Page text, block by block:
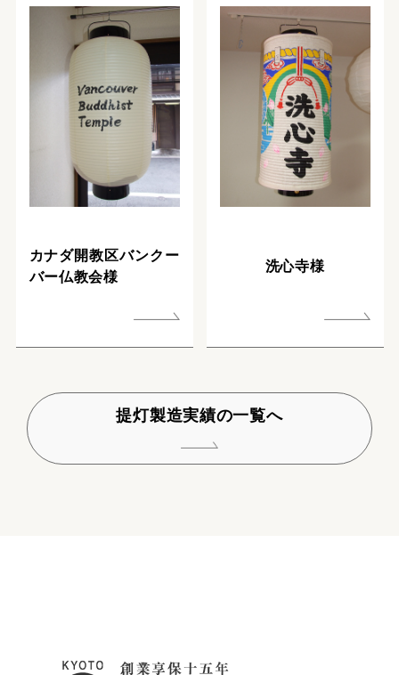
カナダ開教区バンクー
バー仏教会様
洗心寺様
提灯製造実績の一覧へ